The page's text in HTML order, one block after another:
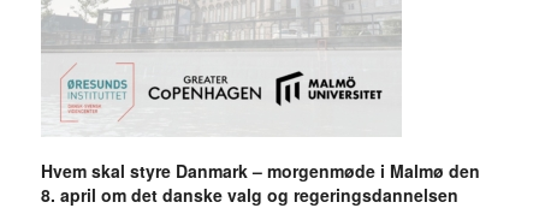
Hvem skal styre Danmark – morgenmøde i Malmø den
8. april om det danske valg og regeringsdannelsen